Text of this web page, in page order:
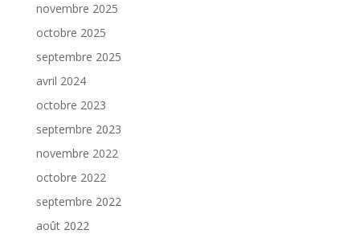
novembre 2025
octobre 2025
septembre 2025
avril 2024
octobre 2023
septembre 2023
novembre 2022
octobre 2022
septembre 2022
août 2022